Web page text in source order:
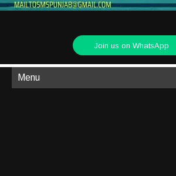
Join us on WhatsApp
Menu